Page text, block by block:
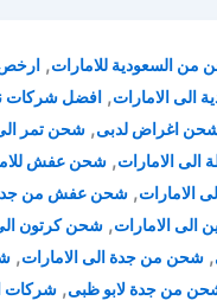
السعودية للامارات,
الى الامارات, افضل شركات
اغراض لدبى, شحن تمر
الامارات, شحن عفش
الامارات, شحن عفش من جدة
الى الامارات, شحن كرتون
, شحن من جدة الى الامارات,
من جدة لابو ظبى, شركات